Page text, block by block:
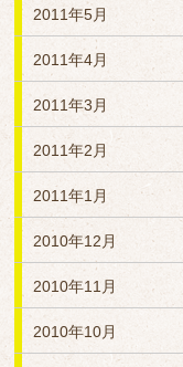
2011年5月
2011年4月
2011年3月
2011年2月
2011年1月
2010年12月
2010年11月
2010年10月